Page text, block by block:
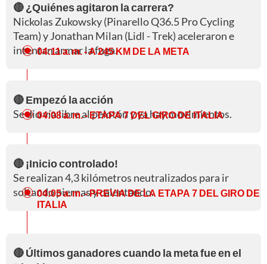
🔴 ¿Quiénes agitaron la carrera?
Nickolas Zukowsky (Pinarello Q36.5 Pro Cycling
Team) y Jonathan Milan (Lidl - Trek) aceleraron e
intentan armar la fuga.
04:11 a. m.- A 245 KM DE LA META
🔴 Empezó la acción
Se dio vía libre al pelotón y ya hay movimientos.
04:08 a. m.- ETAPA 7 DEL GIRO DE ITALIA
🔴 ¡Inicio controlado!
Se realizan 4,3 kilómetros neutralizados para ir
soltando piernas y calentando.
04:05 a. m.- PREVIA DE LA ETAPA 7 DEL GIRO DE
ITALIA
🔴 Últimos ganadores cuando la meta fue en el